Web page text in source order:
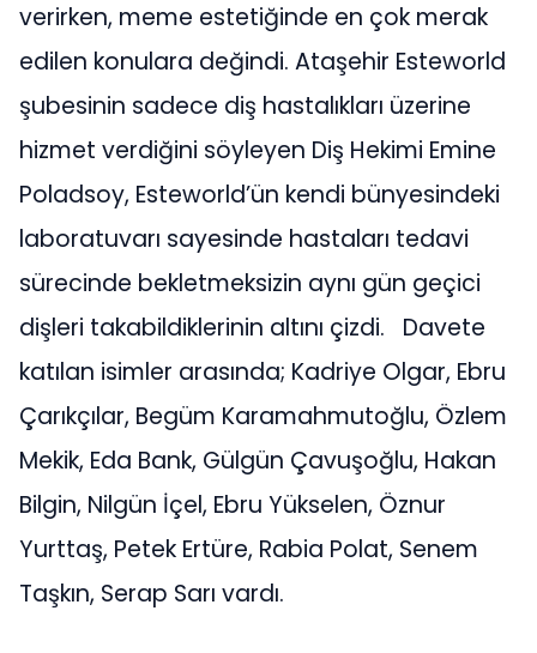
verirken, meme estetiğinde en çok merak
edilen konulara değindi. Ataşehir Esteworld
şubesinin sadece diş hastalıkları üzerine
hizmet verdiğini söyleyen Diş Hekimi Emine
Poladsoy, Esteworld’ün kendi bünyesindeki
laboratuvarı sayesinde hastaları tedavi
sürecinde bekletmeksizin aynı gün geçici
dişleri takabildiklerinin altını çizdi. Davete
katılan isimler arasında; Kadriye Olgar, Ebru
Çarıkçılar, Begüm Karamahmutoğlu, Özlem
Mekik, Eda Bank, Gülgün Çavuşoğlu, Hakan
Bilgin, Nilgün İçel, Ebru Yükselen, Öznur
Yurttaş, Petek Ertüre, Rabia Polat, Senem
Taşkın, Serap Sarı vardı.